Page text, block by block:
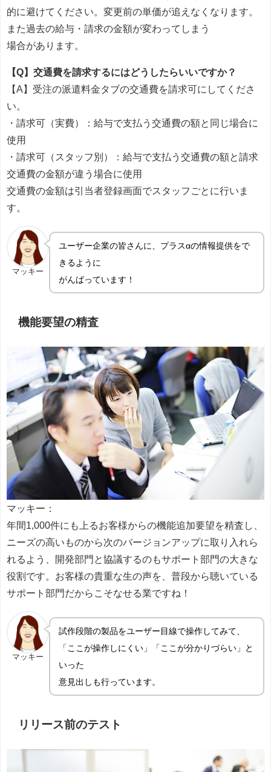
的に避けてください。変更前の単価が追えなくなります。
また過去の給与・請求の金額が変わってしまう
場合があります。
【Q】交通費を請求するにはどうしたらいいですか？
【A】受注の派遣料金タブの交通費を請求可にしてくださ
い。
・請求可（実費）：給与で支払う交通費の額と同じ場合に
使用
・請求可（スタッフ別）：給与で支払う交通費の額と請求
交通費の金額が違う場合に使用
交通費の金額は引当者登録画面でスタッフごとに行いま
す。
マッキー
ユーザー企業の皆さんに、プラスαの情報提供をで
きるように
がんばっています！
機能要望の精査
マッキー：
年間1,000件にも上るお客様からの機能追加要望を精査し、
ニーズの高いものから次のバージョンアップに取り入れら
れるよう、開発部門と協議するのもサポート部門の大きな
役割です。お客様の貴重な生の声を、普段から聴いている
サポート部門だからこそなせる業ですね！
マッキー
試作段階の製品をユーザー目線で操作してみて、
「ここが操作しにくい」「ここが分かりづらい」と
いった
意見出しも行っています。
リリース前のテスト